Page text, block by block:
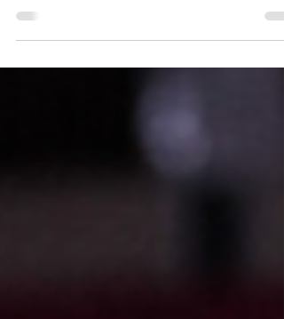
Ce weekend, vous avez encore la possibilité de
de ces journées, du 12 au 20 octobre 2024.